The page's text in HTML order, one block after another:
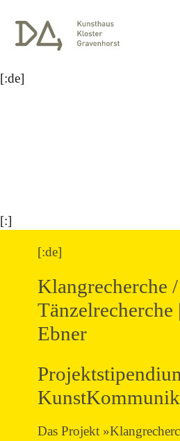
[:de]
[:]
[:de]
Klangrecherche /
Tänzelrecherche
Ebner
Das Projekt